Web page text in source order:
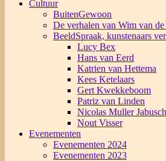
Cultuur
BuitenGewoon
De verhalen van Wim van
BeeldSpraak, kunstenaars
Lucy Bex
Hans van Eerd
Katrien van Hettema
Kees Ketelaars
Gert Kwekkeboom
Patriz van Linden
Nicolas Muller Jabusch
Nout Visser
Evenementen
Evenementen 2024
Evenementen 2023